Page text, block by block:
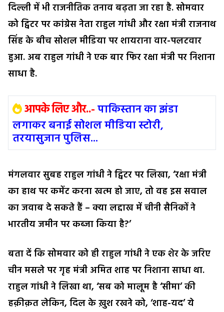
दिल्ली में भी राजनीतिक तनाव बढ़ता जा रहा है. सोमवार
को ट्विटर पर कांग्रेस नेता राहुल गांधी और रक्षा मंत्री राजनाथ
सिंह के बीच सोशल मीडिया पर शायराना वार-पलटवार
हुआ. अब राहुल गांधी ने एक बार फिर रक्षा मंत्री पर निशाना
साधा है.
आपके लिए और..-पाकिस्तान का झंडा
लगाकर बनाई सोशल मीडिया स्टोरी,
तरयासुजान पुलिस...
मंगलवार सुबह राहुल गांधी ने ट्विटर पर लिखा, ‘रक्षा मंत्री
का हाथ पर कमेंट करना खत्म हो जाए, तो वह इस सवाल
का जवाब दे सकते हैं – क्या लद्दाख में चीनी सैनिकों ने
भारतीय जमीन पर कब्जा किया है?’
बता दें कि सोमवार को ही राहुल गांधी ने एक शेर के जरिए
चीन मसले पर गृह मंत्री अमित शाह पर निशाना साधा था.
राहुल गांधी ने लिखा था, ‘सब को मालूम है ‘सीमा’ की
हक़ीक़त लेकिन, दिल के ख़ुश रखने को, ‘शाह-यद’ ये